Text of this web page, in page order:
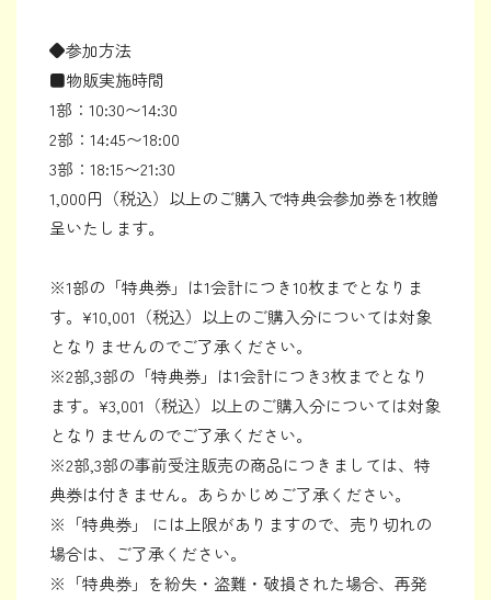
◆参加方法
■物販実施時間
1部：10:30〜14:30
2部：14:45〜18:00
3部：18:15〜21:30
1,000円（税込）以上のご購入で特典会参加券を1枚贈
呈いたします。
※1部の「特典券」は1会計につき10枚までとなりま
す。¥10,001（税込）以上のご購入分については対象
となりませんのでご了承ください。
※2部,3部の「特典券」は1会計につき3枚までとなり
ます。¥3,001（税込）以上のご購入分については対象
となりませんのでご了承ください。
※2部,3部の事前受注販売の商品につきましては、特
典券は付きません。あらかじめご了承ください。
※「特典券」 には上限がありますので、売り切れの
場合は、ご了承ください。
※「特典券」を紛失・盗難・破損された場合、再発